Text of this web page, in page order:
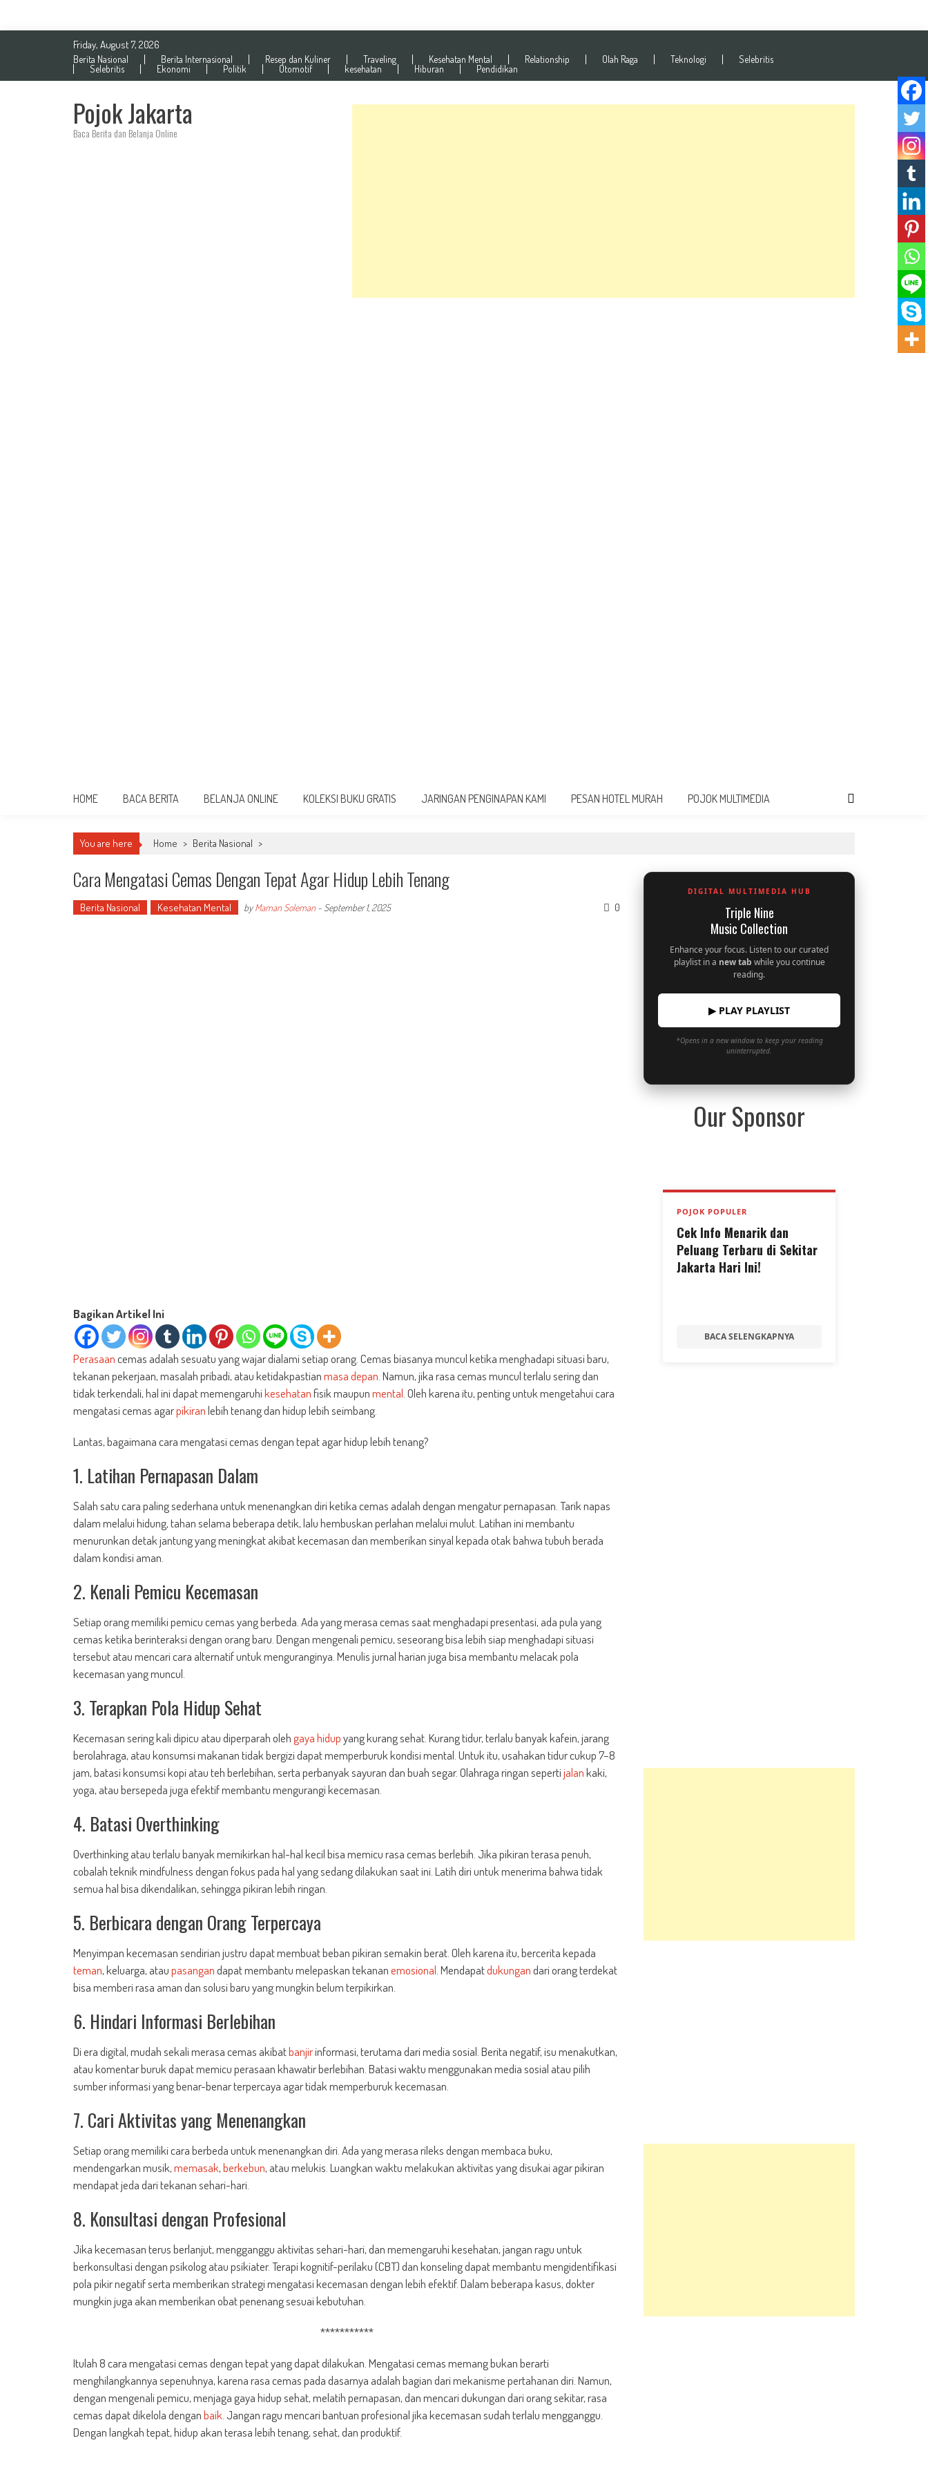
Friday, August 7, 2026
Berita Nasional Berita Internasional Resep dan Kuliner Traveling Kesehatan Mental Relationship Olah Raga Teknologi
Selebritis
Selebritis
Ekonomi Politik Otomotif kesehatan Hiburan Pendidikan
Pojok Jakarta
Baca Berita dan Belanja Online
HOME BACA BERITA BELANJA ONLINE KOLEKSI BUKU GRATIS JARINGAN PENGINAPAN KAMI PESAN HOTEL MURAH POJOK MULTIMEDIA
You are here Home > Berita Nasional >
Cara Mengatasi Cemas Dengan Tepat Agar Hidup Lebih Tenang
Berita Nasional Kesehatan Mental byMaman Soleman - September 1, 2025 0
Bagikan Artikel Ini
Perasaancemas adalah sesuatu yang wajar dialami setiap orang. Cemas biasanya muncul ketika menghadapi situasi baru,
tekanan pekerjaan, masalah pribadi, atau ketidakpastianmasa depan . Namun, jika rasa cemas muncul terlalu sering dan
tidak terkendali, hal ini dapat memengaruhikesehatanfisik maupunmental . Oleh karena itu, penting untuk mengetahui cara
mengatasi cemas agarpikiranlebih tenang dan hidup lebih seimbang.
Lantas, bagaimana cara mengatasi cemas dengan tepat agar hidup lebih tenang?
1. Latihan Pernapasan Dalam
Salah satu cara paling sederhana untuk menenangkan diri ketika cemas adalah dengan mengatur pernapasan. Tarik napas
dalam melalui hidung, tahan selama beberapa detik, lalu hembuskan perlahan melalui mulut. Latihan ini membantu
menurunkan detak jantung yang meningkat akibat kecemasan dan memberikan sinyal kepada otak bahwa tubuh berada
dalam kondisi aman.
2. Kenali Pemicu Kecemasan
Setiap orang memiliki pemicu cemas yang berbeda. Ada yang merasa cemas saat menghadapi presentasi, ada pula yang
cemas ketika berinteraksi dengan orang baru. Dengan mengenali pemicu, seseorang bisa lebih siap menghadapi situasi
tersebut atau mencari cara alternatif untuk menguranginya. Menulis jurnal harian juga bisa membantu melacak pola
kecemasan yang muncul.
3. Terapkan Pola Hidup Sehat
Kecemasan sering kali dipicu atau diperparah olehgaya hidupyang kurang sehat. Kurang tidur, terlalu banyak kafein, jarang
berolahraga, atau konsumsi makanan tidak bergizi dapat memperburuk kondisi mental. Untuk itu, usahakan tidur cukup 7–8
jam, batasi konsumsi kopi atau teh berlebihan, serta perbanyak sayuran dan buah segar. Olahraga ringan sepertijalankaki,
yoga, atau bersepeda juga efektif membantu mengurangi kecemasan.
4. Batasi Overthinking
Overthinking atau terlalu banyak memikirkan hal-hal kecil bisa memicu rasa cemas berlebih. Jika pikiran terasa penuh,
cobalah teknik mindfulness dengan fokus pada hal yang sedang dilakukan saat ini. Latih diri untuk menerima bahwa tidak
semua hal bisa dikendalikan, sehingga pikiran lebih ringan.
5. Berbicara dengan Orang Terpercaya
Menyimpan kecemasan sendirian justru dapat membuat beban pikiran semakin berat. Oleh karena itu, bercerita kepada
teman, keluarga, ataupasangandapat membantu melepaskan tekananemosional . Mendapatdukungandari orang terdekat
bisa memberi rasa aman dan solusi baru yang mungkin belum terpikirkan.
6. Hindari Informasi Berlebihan
Di era digital, mudah sekali merasa cemas akibatbanjirinformasi, terutama dari media sosial. Berita negatif, isu menakutkan,
atau komentar buruk dapat memicu perasaan khawatir berlebihan. Batasi waktu menggunakan media sosial atau pilih
sumber informasi yang benar-benar terpercaya agar tidak memperburuk kecemasan.
7. Cari Aktivitas yang Menenangkan
Setiap orang memiliki cara berbeda untuk menenangkan diri. Ada yang merasa rileks dengan membaca buku,
mendengarkan musik,memasak,berkebun, atau melukis. Luangkan waktu melakukan aktivitas yang disukai agar pikiran
mendapat jeda dari tekanan sehari-hari.
8. Konsultasi dengan Profesional
Jika kecemasan terus berlanjut, mengganggu aktivitas sehari-hari, dan memengaruhi kesehatan, jangan ragu untuk
berkonsultasi dengan psikolog atau psikiater. Terapi kognitif-perilaku (CBT) dan konseling dapat membantu mengidentifikasi
pola pikir negatif serta memberikan strategi mengatasi kecemasan dengan lebih efektif. Dalam beberapa kasus, dokter
mungkin juga akan memberikan obat penenang sesuai kebutuhan.
***********
Itulah 8 cara mengatasi cemas dengan tepat yang dapat dilakukan. Mengatasi cemas memang bukan berarti
menghilangkannya sepenuhnya, karena rasa cemas pada dasarnya adalah bagian dari mekanisme pertahanan diri. Namun,
dengan mengenali pemicu, menjaga gaya hidup sehat, melatih pernapasan, dan mencari dukungan dari orang sekitar, rasa
cemas dapat dikelola denganbaik . Jangan ragu mencari bantuan profesional jika kecemasan sudah terlalu mengganggu.
Dengan langkah tepat, hidup akan terasa lebih tenang, sehat, dan produktif.
DIGITAL MULTIMEDIA HUB
Triple Nine
Music Collection
Enhance your focus. Listen to our curated
playlist in a new tab while you continue
reading.
▶ PLAY PLAYLIST
*Opens in a new window to keep your reading
uninterrupted.
Our Sponsor
POJOK POPULER
Cek Info Menarik dan
Peluang Terbaru di Sekitar
Jakarta Hari Ini!
BACA SELENGKAPNYA